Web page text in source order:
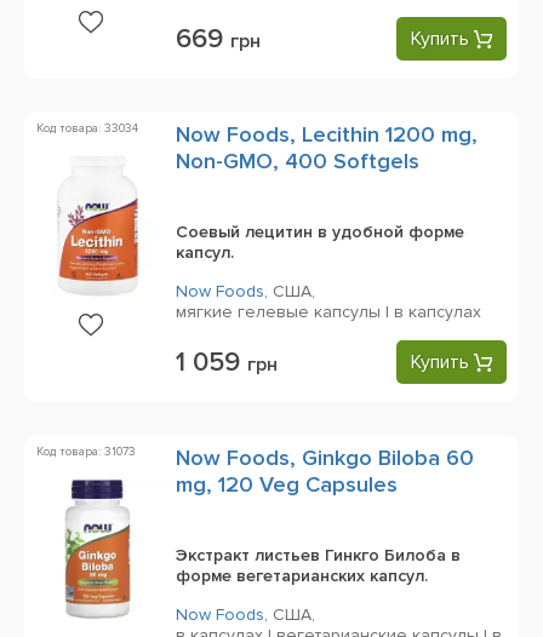
669 грн Купить
Код товара: 33034
Now Foods, Lecithin 1200 mg,
Non-GMO, 400 Softgels
Соевый лецитин в удобной форме
капсул.
Now Foods, США,
мягкие гелевые капсулы | в капсулах
1 059 грн Купить
Код товара: 31073
Now Foods, Ginkgo Biloba 60
mg, 120 Veg Capsules
Экстракт листьев Гинкго Билоба в
форме вегетарианских капсул.
Now Foods, США,